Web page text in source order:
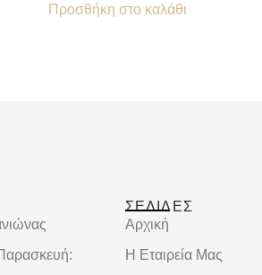
Προσθήκη στο καλάθι
ΣΕΛΙΔΕΣ
Αρχική
Η Εταιρεία Μας